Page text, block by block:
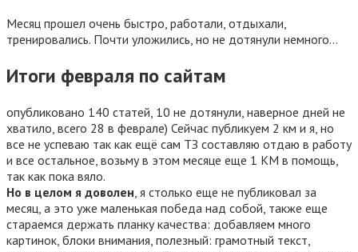
Месяц прошел очень быстро, работали, отдыхали,
тренировались. Почти уложились, но не дотянули немного…
Итоги февраля по сайтам
опубликовано 140 статей, 10 не дотянули, наверное дней не
хватило, всего 28 в феврале) Сейчас публикуем 2 км и я, но
все не успеваю так как ещё сам ТЗ составляю отдаю в работу
и все остальное, возьму в этом месяце еще 1 КМ в помощь,
так как пока вяло.
Но в целом я доволен , я столько еще не публиковал за
месяц, а это уже маленькая победа над собой, также еще
стараемся держать планку качества: добавляем много
картинок, блоки внимания, полезный: грамотный текст,